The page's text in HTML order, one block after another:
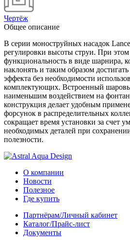
Чертёж
Общее описание
В серии моноструйных насадок
регулировки высоты струи. При этом
функциональность в виде шарнира,
наклонять и таким образом
эффекта без необходимости
комплектующих. Встроенный
наименьшим воздействием на
конструкция делает удобным
форсунок в распределительных
сокращает время установки за счет
необходимых деталей при
полезности.
О компании
Новости
Полезное
Где купить
Партнёрам/Личный кабинет
Каталог/Прайс-лист
Документы